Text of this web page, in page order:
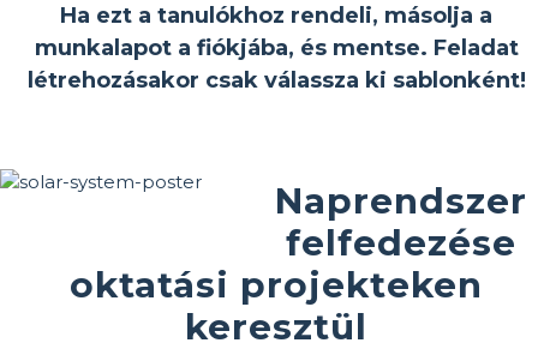
Ha ezt a tanulókhoz rendeli, másolja a
munkalapot a fiókjába, és mentse. Feladat
létrehozásakor csak válassza ki sablonként!
Naprendszer
felfedezése
oktatási projekteken
keresztül